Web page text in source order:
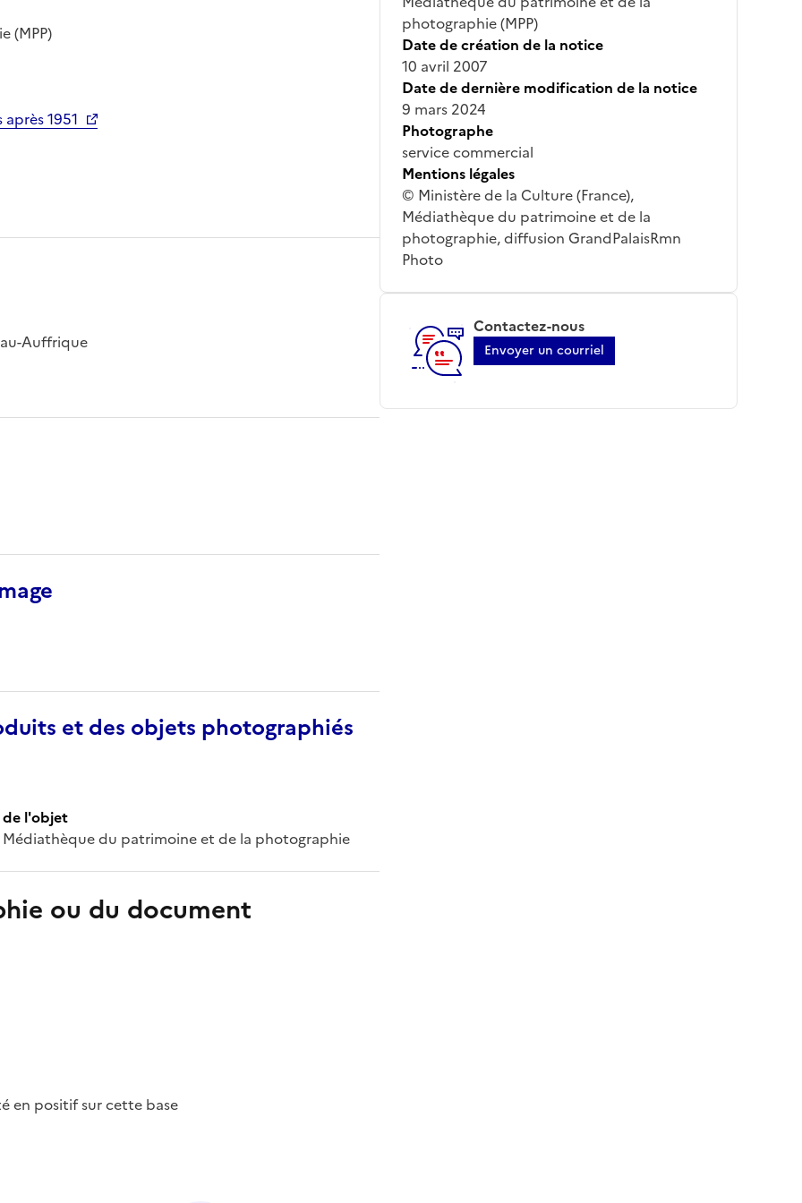
(MPP)
1951
Auffrique
et des objets photographiés
l'objet
Médiathèque du patrimoine et de la photographie
ou du document
en positif sur cette base
photographie (MPP)
Date de création de la notice
10 avril 2007
Date de dernière modification de la notice
9 mars 2024
Photographe
service commercial
Mentions légales
© Ministère de la Culture (France),
Médiathèque du patrimoine et de la
photographie, diffusion GrandPalaisRmn
Photo
Contactez-nous
Envoyer un courriel